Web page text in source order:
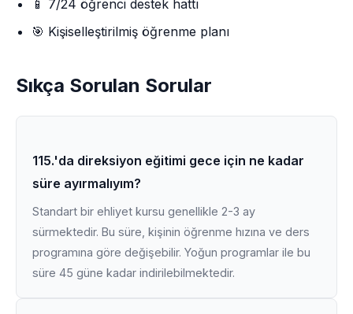
📱 7/24 öğrenci destek hattı
🎯 Kişiselleştirilmiş öğrenme planı
Sıkça Sorulan Sorular
115.'da direksiyon eğitimi gece için ne kadar
süre ayırmalıyım?
Standart bir ehliyet kursu genellikle 2-3 ay
sürmektedir. Bu süre, kişinin öğrenme hızına ve ders
programına göre değişebilir. Yoğun programlar ile bu
süre 45 güne kadar indirilebilmektedir.